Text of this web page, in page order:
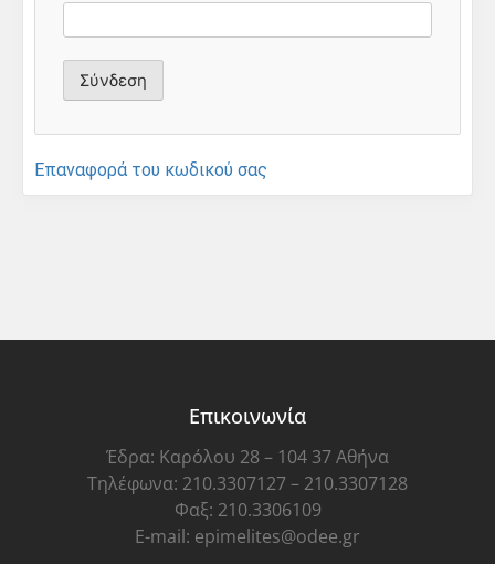
Επαναφορά του κωδικού σας
Επικοινωνία
Έδρα: Καρόλου 28 – 104 37 Αθήνα
Τηλέφωνα: 210.3307127 – 210.3307128
Φαξ: 210.3306109
E-mail: epimelites@odee.gr